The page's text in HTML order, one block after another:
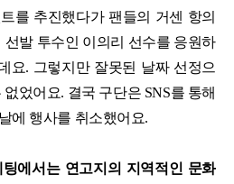
를 추진했다가 팬들의 거센 항의
선발 투수인 이의리 선수를 응원하
요. 그렇지만 잘못된 날짜 선정으
었어요. 결국 구단은 SNS를 통해
에 행사를 취소했어요.
에서는 연고지의 지역적인 문화